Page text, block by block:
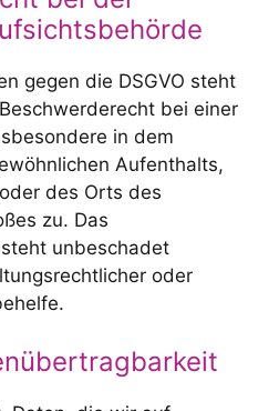
gegen die DSGVO steht
bei einer
in dem
Aufenthalts,
des Orts des
zu. Das
unbeschadet
oder